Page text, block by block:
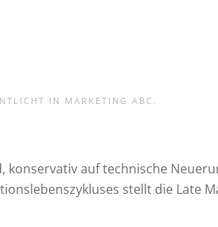
IN MARKETING ABC .
auf technische
stellt die Late